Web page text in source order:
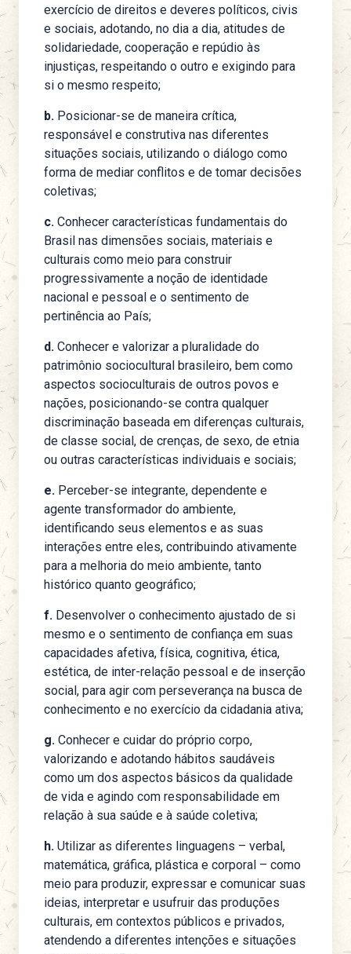
exercício de direitos e deveres políticos, civis
e sociais, adotando, no dia a dia, atitudes de
solidariedade, cooperação e repúdio às
injustiças, respeitando o outro e exigindo para
si o mesmo respeito;
b. Posicionar-se de maneira crítica,
responsável e construtiva nas diferentes
situações sociais, utilizando o diálogo como
forma de mediar conflitos e de tomar decisões
coletivas;
c. Conhecer características fundamentais do
Brasil nas dimensões sociais, materiais e
culturais como meio para construir
progressivamente a noção de identidade
nacional e pessoal e o sentimento de
pertinência ao País;
d. Conhecer e valorizar a pluralidade do
patrimônio sociocultural brasileiro, bem como
aspectos socioculturais de outros povos e
nações, posicionando-se contra qualquer
discriminação baseada em diferenças culturais,
de classe social, de crenças, de sexo, de etnia
ou outras características individuais e sociais;
e. Perceber-se integrante, dependente e
agente transformador do ambiente,
identificando seus elementos e as suas
interações entre eles, contribuindo ativamente
para a melhoria do meio ambiente, tanto
histórico quanto geográfico;
f. Desenvolver o conhecimento ajustado de si
mesmo e o sentimento de confiança em suas
capacidades afetiva, física, cognitiva, ética,
estética, de inter-relação pessoal e de inserção
social, para agir com perseverança na busca de
conhecimento e no exercício da cidadania ativa;
g. Conhecer e cuidar do próprio corpo,
valorizando e adotando hábitos saudáveis
como um dos aspectos básicos da qualidade
de vida e agindo com responsabilidade em
relação à sua saúde e à saúde coletiva;
h. Utilizar as diferentes linguagens – verbal,
matemática, gráfica, plástica e corporal – como
meio para produzir, expressar e comunicar suas
ideias, interpretar e usufruir das produções
culturais, em contextos públicos e privados,
atendendo a diferentes intenções e situações